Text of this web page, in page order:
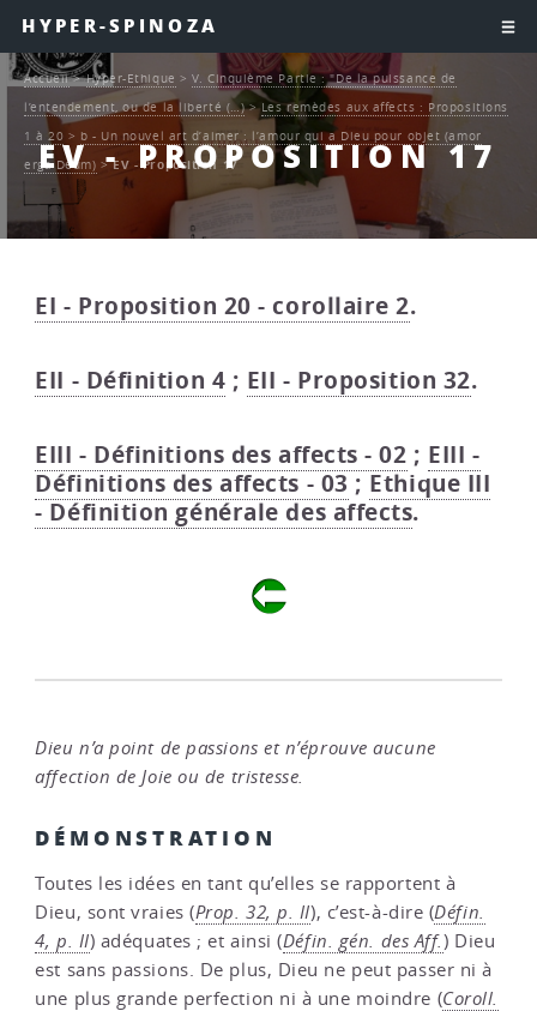
HYPER-SPINOZA
EV - PROPOSITION 17
Accueil>Hyper-Ethique >V. Cinquième Partie : "De la puissance de
l’entendement, ou de la liberté (…)>Les remèdes aux affects : Propositions
1 à 20 > b - Un nouvel art d’aimer : l’amour qui a Dieu pour objet (amor
erga Deum) >EV - Proposition 17
EI - Proposition 20 - corollaire 2.
EII - Définition 4 ; EII - Proposition 32.
EIII - Définitions des affects - 02 ; EIII -
Définitions des affects - 03 ; Ethique III
- Définition générale des affects.
Dieu n’a point de passions et n’éprouve aucune
affection de Joie ou de tristesse.
DÉMONSTRATION
Toutes les idées en tant qu’elles se rapportent à
Dieu, sont vraies (Prop. 32, p. II), c’est-à-dire (Défin.
4, p. II) adéquates ; et ainsi (Défin. gén. des Aff.) Dieu
est sans passions. De plus, Dieu ne peut passer ni à
une plus grande perfection ni à une moindre (Coroll.